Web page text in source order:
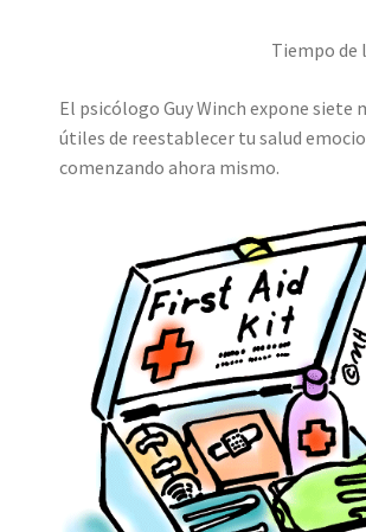
Tiempo de
El psicólogo Guy Winch expone siete
útiles de reestablecer tu salud
comenzando ahora mismo.